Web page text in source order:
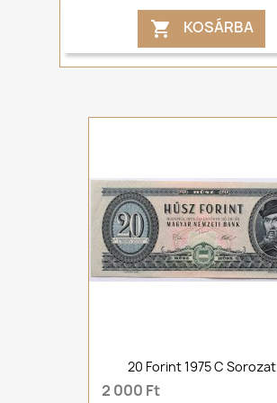
 KOSÁRBA
20 Forint 1975 C Sorozat
2 000 Ft